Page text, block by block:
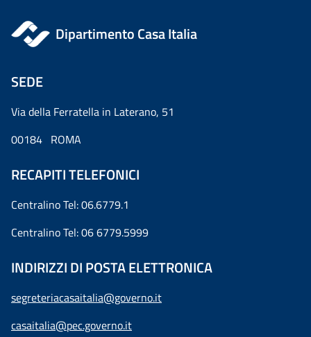
Dipartimento Casa Italia
SEDE
Via della Ferratella in Laterano, 51
00184 ROMA
RECAPITI TELEFONICI
Centralino Tel: 06.6779.1
Centralino Tel: 06 6779.5999
INDIRIZZI DI POSTA ELETTRONICA
segreteriacasaitalia@governo.it
casaitalia@pec.governo.it